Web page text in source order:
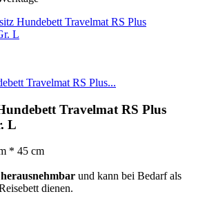
Travelmat RS Plus...
Travelmat RS Plus
L
* 45 cm
und kann bei Bedarf als
dienen.